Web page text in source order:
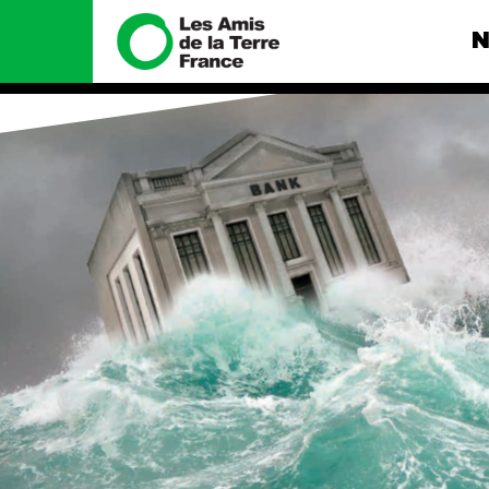
Nous connaître
Histoire
Manifeste
Missions et méthodes
Valeurs
Équipes et
fonctionnement
Le réseau dans le monde
Nos alliés
Je soutiens les Amis de la
Terre
Nos
Total, rendez-
tribunal
Gaz « naturel
enfumage
Mode : une
destructrice
Gaz au
violence
Nos autres